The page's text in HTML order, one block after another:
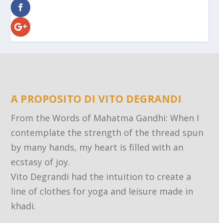
A PROPOSITO DI VITO DEGRANDI
From the Words of Mahatma Gandhi: When I
contemplate the strength of the thread spun
by many hands, my heart is filled with an
ecstasy of joy.
Vito Degrandi had the intuition to create a
line of clothes for yoga and leisure made in
khadi.